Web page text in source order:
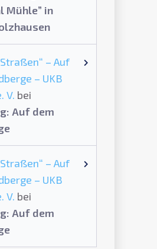
Mühle” in
– Auf
– UKB
V. bei
Auf dem
– Auf
– UKB
V. bei
Auf dem